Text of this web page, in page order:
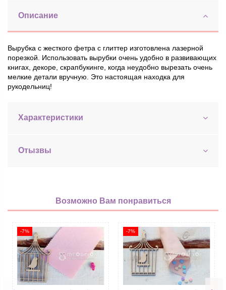
Описание
Вырубка с жесткого фетра с глиттер изготовлена лазерной
порезкой. Использовать вырубки очень удобно в развивающих
книгах, декоре, скрапбукинге, когда неудобно вырезать очень
мелкие детали вручную. Это настоящая находка для
рукодельниц!
Характеристики
Отызвы
Возможно Вам понравиться
-7% -7%